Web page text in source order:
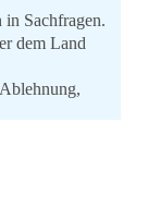
Sachfragen.
dem Land
oder das